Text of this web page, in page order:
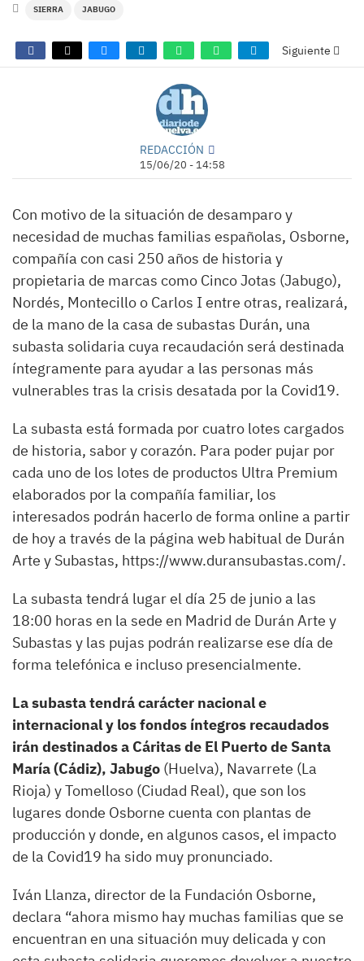
SIERRA JABUGO
Siguiente
REDACCIÓN
15/06/20 - 14:58
Con motivo de la situación de desamparo y
necesidad de muchas familias españolas, Osborne,
compañía con casi 250 años de historia y
propietaria de marcas como Cinco Jotas (Jabugo),
Nordés, Montecillo o Carlos I entre otras, realizará,
de la mano de la casa de subastas Durán, una
subasta solidaria cuya recaudación será destinada
íntegramente para ayudar a las personas más
vulnerables tras la crisis desatada por la Covid19.
La subasta está formada por cuatro lotes cargados
de historia, sabor y corazón. Para poder pujar por
cada uno de los lotes de productos Ultra Premium
elaborados por la compañía familiar, los
interesados podrán hacerlo de forma online a partir
de hoy a través de la página web habitual de Durán
Arte y Subastas, https://www.duransubastas.com/.
La subasta tendrá lugar el día 25 de junio a las
18:00 horas en la sede en Madrid de Durán Arte y
Subastas y las pujas podrán realizarse ese día de
forma telefónica e incluso presencialmente.
La subasta tendrá carácter nacional e
internacional y los fondos íntegros recaudados
irán destinados a Cáritas de El Puerto de Santa
María (Cádiz), Jabugo (Huelva), Navarrete (La
Rioja) y Tomelloso (Ciudad Real), que son los
lugares donde Osborne cuenta con plantas de
producción y donde, en algunos casos, el impacto
de la Covid19 ha sido muy pronunciado.
Iván Llanza, director de la Fundación Osborne,
declara “ahora mismo hay muchas familias que se
encuentran en una situación muy delicada y con